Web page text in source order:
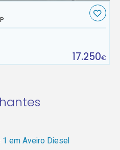
17.250€
em Aveiro Diesel